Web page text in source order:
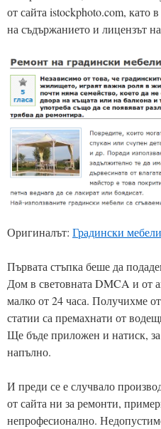
от сайта istockphoto.com, като
на съдържанието и лицензът
Оригиналът: Градински
Първата стъпка беше да
Дом в световната DMCA и от
малко от 24 часа. Получихме
статии са премахнати от
Ще бъде приложен и натиск,
напълно.
И преди се е случвало
от сайта ни за ремонти,
непрофесионално.